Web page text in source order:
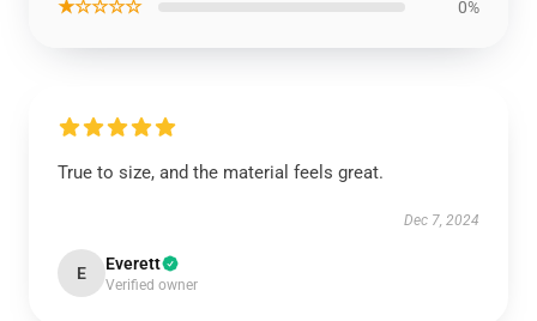
★☆☆☆☆ 0%
True to size, and the material feels great.
Dec 7, 2024
E Everett
Verified owner